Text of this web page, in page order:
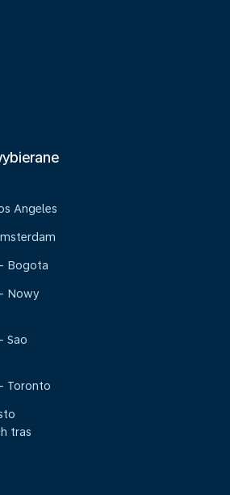
Angeles
Bogota
Nowy
Sao
Toronto
tras